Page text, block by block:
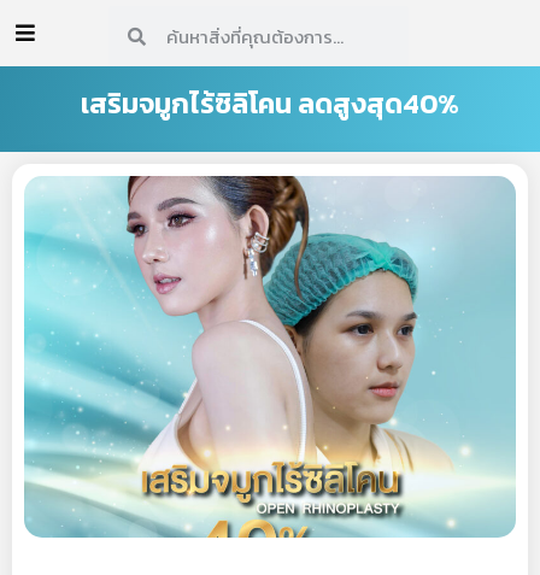
เสริมจมูกไร้ซิลิโคน ลดสูงสุด40%